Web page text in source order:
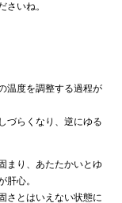
さいね。
温度を調整する過程が
づらくなり、逆にゆる
まり、あたたかいとゆ
肝心。
さとはいえない状態に